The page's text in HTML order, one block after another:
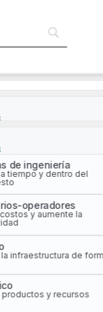
operadores
y aumente la
infraestructura de
y recursos
de ingeniería
tiempo y dentro del
operadores
y aumente la
infraestructura de
productos y recursos
WLCA